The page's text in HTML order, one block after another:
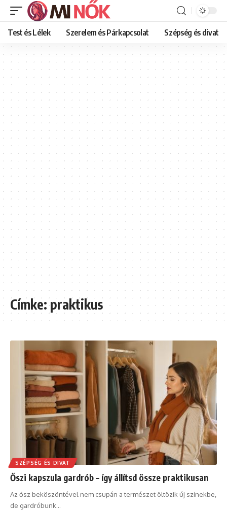
Test és Lélek Szerelem és Párkapcsolat Szépség és divat
Címke:praktikus
SZÉPSÉG ÉS DIVAT
Őszi kapszula gardrób – így állítsd össze praktikusan
Az ősz beköszöntével nem csupán a természet öltözik új színekbe,
de gardróbunk…